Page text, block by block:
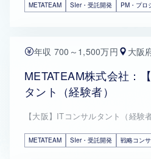
METATEAM SIer・受託開発 PM・プロ
年収 700～1,500万円 大阪
METATEAM株式会社：
タント（経験者）
【大阪】ITコンサルタント（経験者
METATEAM SIer・受託開発 戦略コン